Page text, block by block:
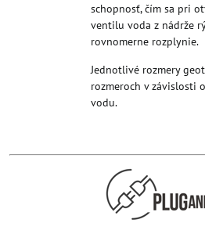
schopnosť, čím sa pri
ventilu voda z nádrže
rovnomerne rozplynie.
Jednotlivé rozmery
rozmeroch v závislosti
vodu.